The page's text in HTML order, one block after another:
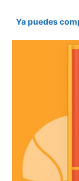
Ya puedes